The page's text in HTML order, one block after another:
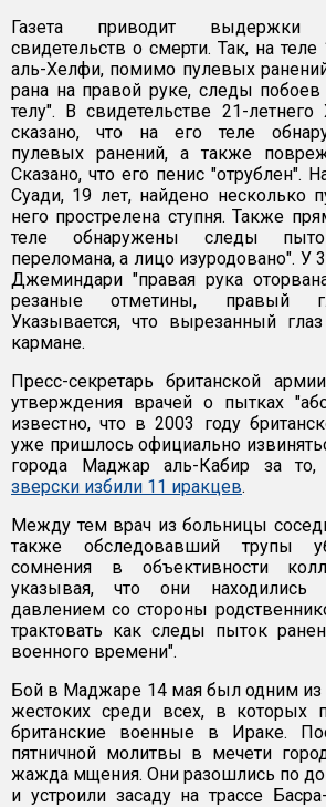
Газета приводит выдержки
свидетельств о смерти. Так, на
аль-Хелфи, помимо пулевых
рана на правой руке, следы
телу". В свидетельстве 21-
сказано, что на его теле
пулевых ранений, а также
Сказано, что его пенис "отрублен".
Суади, 19 лет, найдено несколько
него прострелена ступня. Также
теле обнаружены следы
переломана, а лицо изуродовано". У
Джеминдари "правая рука
резаные отметины, правый
Указывается, что вырезанный
кармане.
Пресс-секретарь британской
утверждения врачей о пытках
известно, что в 2003 году
уже пришлось официально
города Маджар аль-Кабир за то,
зверски избили 11 иракцев.
Между тем врач из больницы
также обследовавший трупы
сомнения в объективности
указывая, что они находились
давлением со стороны
трактовать как следы пыток
военного времени".
Бой в Маджаре 14 мая был одним
жестоких среди всех, в которых
британские военные в Ираке.
пятничной молитвы в мечети
жажда мщения. Они разошлись по
и устроили засаду на трассе